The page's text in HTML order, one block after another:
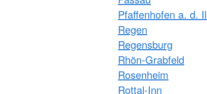
Pfaffenhofen a. d.
Regen
Regensburg
Rhön-Grabfeld
Rosenheim
Rottal-Inn